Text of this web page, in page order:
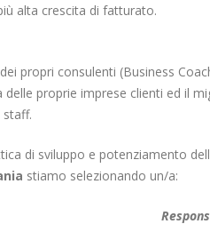
alta crescita di fatturato.
propri consulenti (Business
delle proprie imprese clienti ed il
di sviluppo e potenziamento
stiamo selezionando un/a: